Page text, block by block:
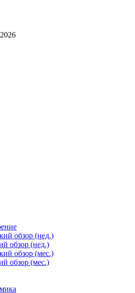
обзор (нед.)
обзор (нед.)
обзор (мес.)
обзор (мес.)